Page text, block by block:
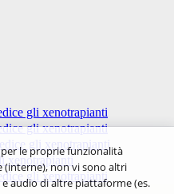
gli xenotrapianti
gli xenotrapianti
gli xenotrapianti
xenotrapianti
gli xenotrapianti
le proprie funzionalità
(interne), non vi sono altri
audio di altre piattaforme (es.